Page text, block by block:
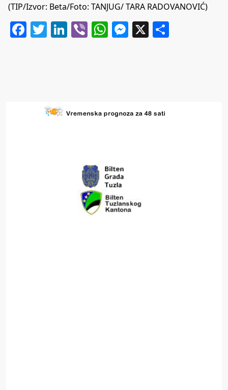
(TIP/Izvor: Beta/Foto: TANJUG/ TARA RADOVANOVIĆ)
Facebook
Twitter
LinkedIn
ViberWhatsApp
Messenger
X